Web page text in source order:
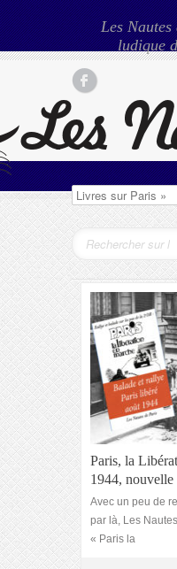
Les
ludique
Paris, la
1944, nouvelle
Avec un peu de
par là, Les
« Paris la